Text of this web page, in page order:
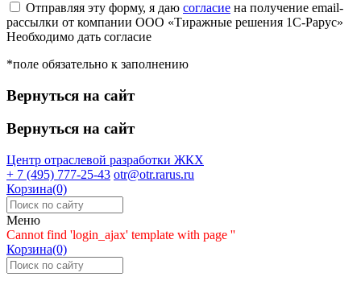
Отправляя эту форму, я даю согласие на получение email-
рассылки от компании ООО «Тиражные решения 1С-Рарус»
Необходимо дать согласие
*поле обязательно к заполнению
Вернуться на сайт
Вернуться на сайт
Центр отраслевой разработки ЖКХ
+ 7 (495) 777-25-43 otr@otr.rarus.ru
Корзина(0)
Меню
Cannot find 'login_ajax' template with page ''
Корзина(0)